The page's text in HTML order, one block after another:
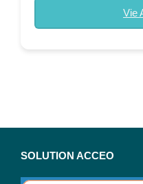
Vie
SOLUTION ACCEO